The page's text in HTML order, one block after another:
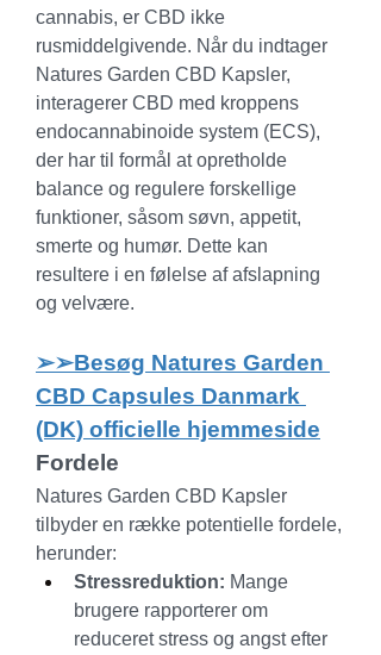
cannabis, er CBD ikke
rusmiddelgivende. Når du indtager
Natures Garden CBD Kapsler,
interagerer CBD med kroppens
endocannabinoide system (ECS),
der har til formål at opretholde
balance og regulere forskellige
funktioner, såsom søvn, appetit,
smerte og humør. Dette kan
resultere i en følelse af afslapning
og velvære.
➢➢Besøg Natures Garden
CBD Capsules Danmark
(DK) officielle hjemmeside
Fordele
Natures Garden CBD Kapsler
tilbyder en række potentielle fordele,
herunder:
Stressreduktion: Mange
brugere rapporterer om
reduceret stress og angst efter